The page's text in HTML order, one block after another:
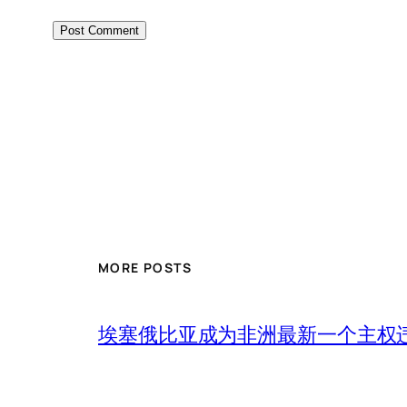
MORE POSTS
埃塞俄比亚成为非洲最新一个主权